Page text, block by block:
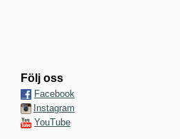
Följ oss
Facebook
Instagram
YouTube